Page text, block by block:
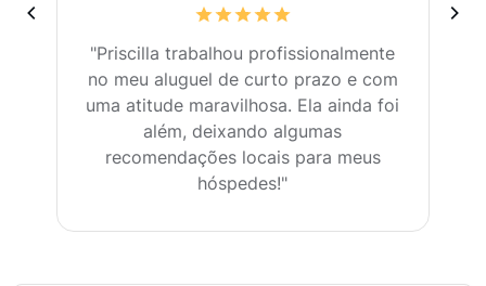
"Priscilla trabalhou profissionalmente
no meu aluguel de curto prazo e com
uma atitude maravilhosa. Ela ainda foi
além, deixando algumas
recomendações locais para meus
hóspedes!"